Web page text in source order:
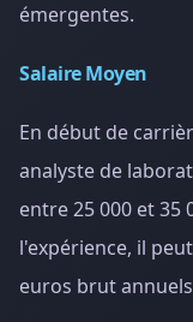
émergentes.
Salaire Moyen
En début de
analyste de
entre 25 000 et 35
l'expérience, il
euros brut